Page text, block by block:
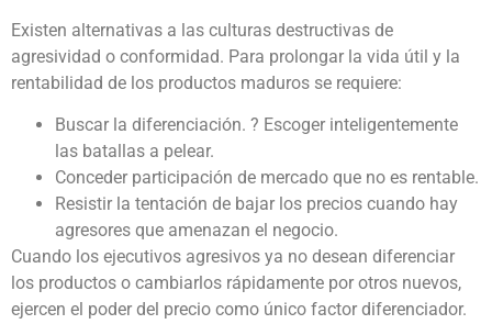
Existen alternativas a las culturas destructivas de
agresividad o conformidad. Para prolongar la vida útil y la
rentabilidad de los productos maduros se requiere:
Buscar la diferenciación. ? Escoger inteligentemente
las batallas a pelear.
Conceder participación de mercado que no es rentable.
Resistir la tentación de bajar los precios cuando hay
agresores que amenazan el negocio.
Cuando los ejecutivos agresivos ya no desean diferenciar
los productos o cambiarlos rápidamente por otros nuevos,
ejercen el poder del precio como único factor diferenciador.